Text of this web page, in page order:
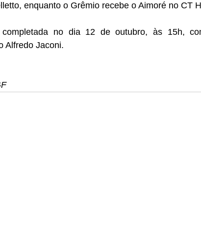
enquanto o Grêmio recebe o Aimoré no CT
no dia 12 de outubro, às 15h,
Alfredo Jaconi.